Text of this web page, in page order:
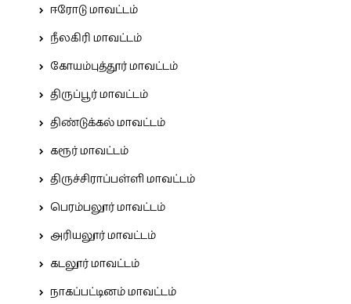
ஈரோடு மாவட்டம்
நீலகிரி மாவட்டம்
கோயம்புத்தூர் மாவட்டம்
திருப்பூர் மாவட்டம்
திண்டுக்கல் மாவட்டம்
கரூர் மாவட்டம்
திருச்சிராப்பள்ளி மாவட்டம்
பெரம்பலூர் மாவட்டம்
அரியலூர் மாவட்டம்
கடலூர் மாவட்டம்
நாகப்பட்டினம் மாவட்டம்